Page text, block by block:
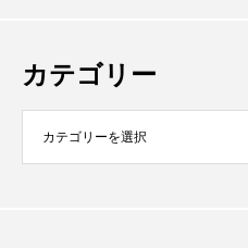
カテゴリー